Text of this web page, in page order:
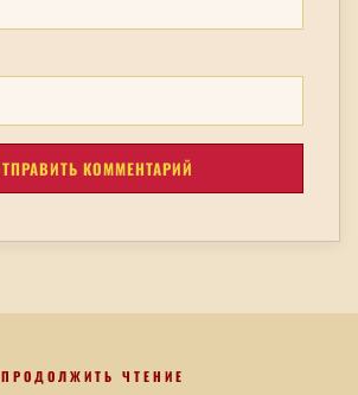
ПРОДОЛЖИТЬ ЧТЕНИЕ